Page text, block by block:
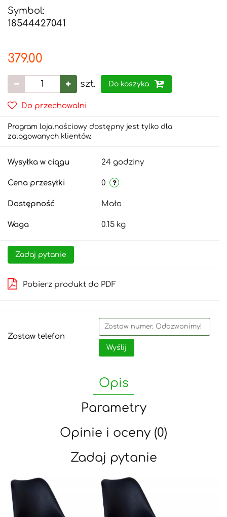
Symbol:
18544427041
379.00
szt. Do koszyka
Do przechowalni
Program lojalnościowy dostępny jest tylko dla
zalogowanych klientów.
Wysyłka w ciągu 24 godziny
Cena przesyłki 0
Dostępność Mało
Waga 0.15 kg
Zadaj pytanie
Pobierz produkt do PDF
Zostaw telefon
Wyślij
Opis
Parametry
Opinie i oceny (0)
Zadaj pytanie